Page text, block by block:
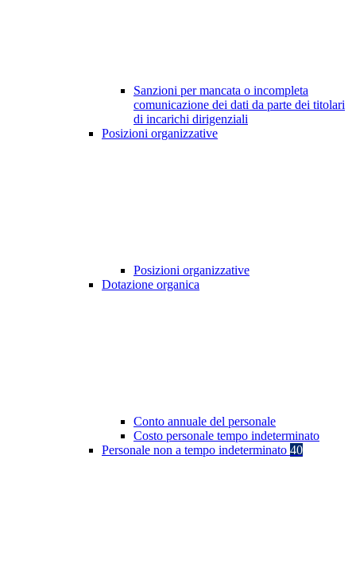
Sanzioni per mancata o incompleta
comunicazione dei dati da parte dei titolari
di incarichi dirigenziali
Posizioni organizzative
Posizioni organizzative
Dotazione organica
Conto annuale del personale
Costo personale tempo indeterminato
Personale non a tempo indeterminato 40